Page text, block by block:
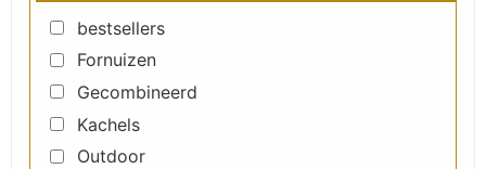
bestsellers
Fornuizen
Gecombineerd
Kachels
Outdoor